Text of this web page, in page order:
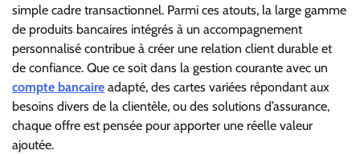
simple cadre transactionnel. Parmi ces atouts, la large gamme
de produits bancaires intégrés à un accompagnement
personnalisé contribue à créer une relation client durable et
de confiance. Que ce soit dans la gestion courante avec un
compte bancaire adapté, des cartes variées répondant aux
besoins divers de la clientèle, ou des solutions d’assurance,
chaque offre est pensée pour apporter une réelle valeur
ajoutée.